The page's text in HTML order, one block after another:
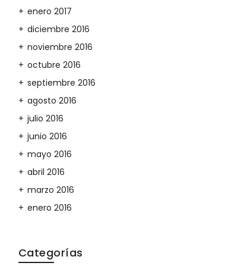
enero 2017
diciembre 2016
noviembre 2016
octubre 2016
septiembre 2016
agosto 2016
julio 2016
junio 2016
mayo 2016
abril 2016
marzo 2016
enero 2016
Categorías